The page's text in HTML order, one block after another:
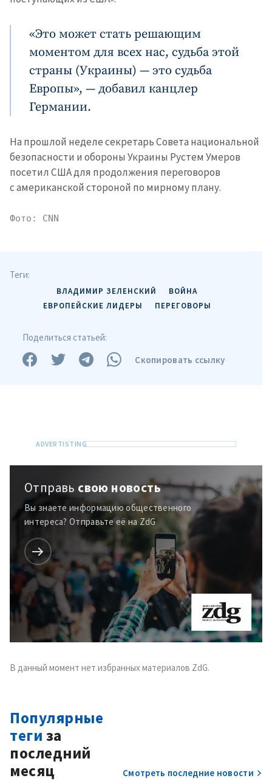
în Română in English
«Это может стать решающим
моментом для всех нас, судьба этой
страны (Украины) — это судьба
Европы», — добавил канцлер
Германии.
На прошлой неделе секретарь Совета национальной
безопасности и обороны Украины Рустем Умеров
посетил США для продолжения переговоров
с американской стороной по мирному плану.
Фото: CNN
Теги:
ВЛАДИМИР ЗЕЛЕНСКИЙ
ВОЙНА
ЕВРОПЕЙСКИЕ ЛИДЕРЫ
ПЕРЕГОВОРЫ
Поделиться статьей:
Скопировать ссылку
Отправь свою новость
Вы знаете информацию общественного
интереса? Отправьте её на ZdG
В данный момент нет избранных материалов ZdG.
Популярные
теги за
последний
месяц
Смотреть последние новости